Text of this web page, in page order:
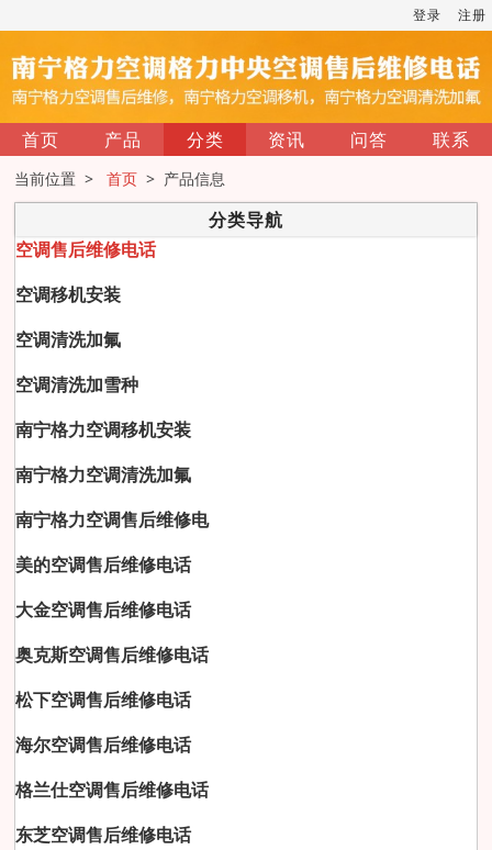
登录 注册
首页 产品 分类 资讯 问答 联系
当前位置 >首页 > 产品信息
分类导航
空调售后维修电话
空调移机安装
空调清洗加氟
空调清洗加雪种
南宁格力空调移机安装
南宁格力空调清洗加氟
南宁格力空调售后维修电
美的空调售后维修电话
大金空调售后维修电话
奥克斯空调售后维修电话
松下空调售后维修电话
海尔空调售后维修电话
格兰仕空调售后维修电话
东芝空调售后维修电话